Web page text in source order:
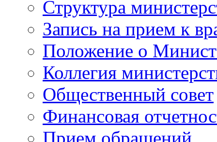
Структура
Запись на прием к
Положение о
Коллегия
Общественный совет
Финансовая
Прием обращений